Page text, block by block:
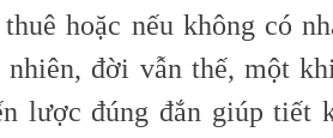
thuê hoặc nếu không có
nhiên, đời vẫn thế, một
lược đúng đắn giúp tiết